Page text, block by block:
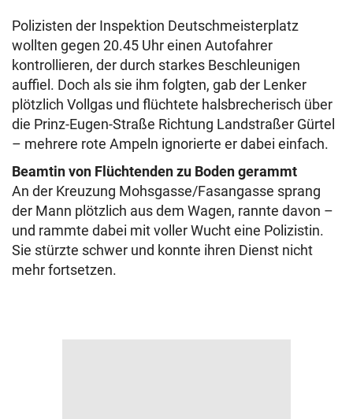
Polizisten der Inspektion Deutschmeisterplatz
wollten gegen 20.45 Uhr einen Autofahrer
kontrollieren, der durch starkes Beschleunigen
auffiel. Doch als sie ihm folgten, gab der Lenker
plötzlich Vollgas und flüchtete halsbrecherisch über
die Prinz-Eugen-Straße Richtung Landstraßer Gürtel
– mehrere rote Ampeln ignorierte er dabei einfach.
Beamtin von Flüchtenden zu Boden gerammt
An der Kreuzung Mohsgasse/Fasangasse sprang
der Mann plötzlich aus dem Wagen, rannte davon –
und rammte dabei mit voller Wucht eine Polizistin.
Sie stürzte schwer und konnte ihren Dienst nicht
mehr fortsetzen.